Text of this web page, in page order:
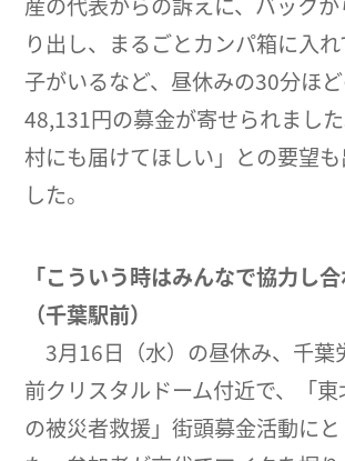
り出し、まるごとカンパ箱に入
子がいるなど、昼休みの30分ほど
48,131円の募金が寄せられまし
村にも届けてほしい」との要望
した。
「こういう時はみんなで協力し合
（千葉駅前）
3月16日（水）の昼休み、千葉
前クリスタルドーム付近で、「
の被災者救援」街頭募金活動に